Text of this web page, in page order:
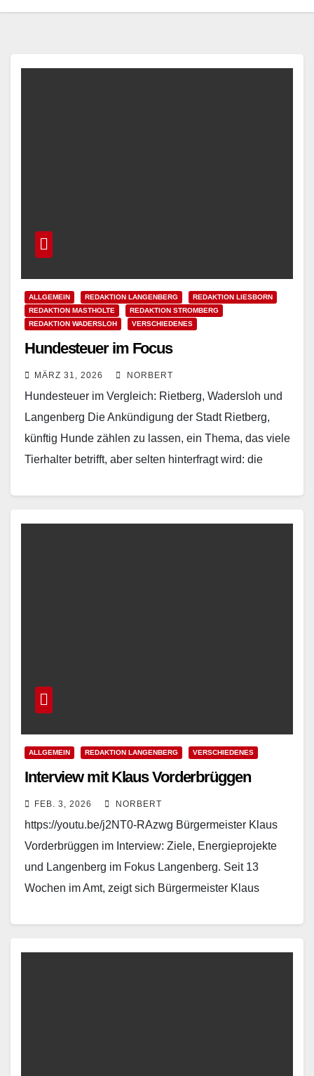
ALLGEMEIN REDAKTION LANGENBERG
REDAKTION LIESBORN
REDAKTION MASTHOLTE
REDAKTION STROMBERG
REDAKTION WADERSLOH
VERSCHIEDENES
Hundesteuer im Focus
MÄRZ 31, 2026 NORBERT
Hundesteuer im Vergleich: Rietberg, Wadersloh und
Langenberg Die Ankündigung der Stadt Rietberg,
künftig Hunde zählen zu lassen, ein Thema, das viele
Tierhalter betrifft, aber selten hinterfragt wird: die
ALLGEMEIN REDAKTION LANGENBERG VERSCHIEDENES
Interview mit Klaus Vorderbrüggen
FEB. 3, 2026 NORBERT
https://youtu.be/j2NT0-RAzwg Bürgermeister Klaus
Vorderbrüggen im Interview: Ziele, Energieprojekte
und Langenberg im Fokus Langenberg. Seit 13
Wochen im Amt, zeigt sich Bürgermeister Klaus